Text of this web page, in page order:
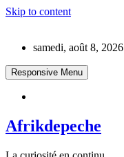
Skip to content
samedi, août 8, 2026
Responsive Menu
Afrikdepeche